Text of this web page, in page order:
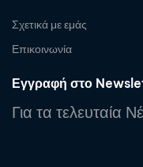
Σχετικά με εμάς
Επικοινωνία
Εγγραφή στο
Για τα τελευταία